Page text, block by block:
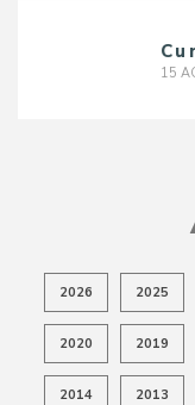
15
2026 2025
2020 2019
2014 2013